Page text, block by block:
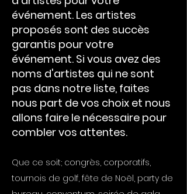
événement. Les artistes
proposés sont des succès
garantis pour votre
événement. Si vous avez des
noms d'artistes qui ne sont
pas dans notre liste, faites
nous part de vos choix et nous
allons faire le nécessaire pour
combler vos attentes.
Que ce soit; congrès, corporatifs,
tournois de golf, fête de Noël, party de